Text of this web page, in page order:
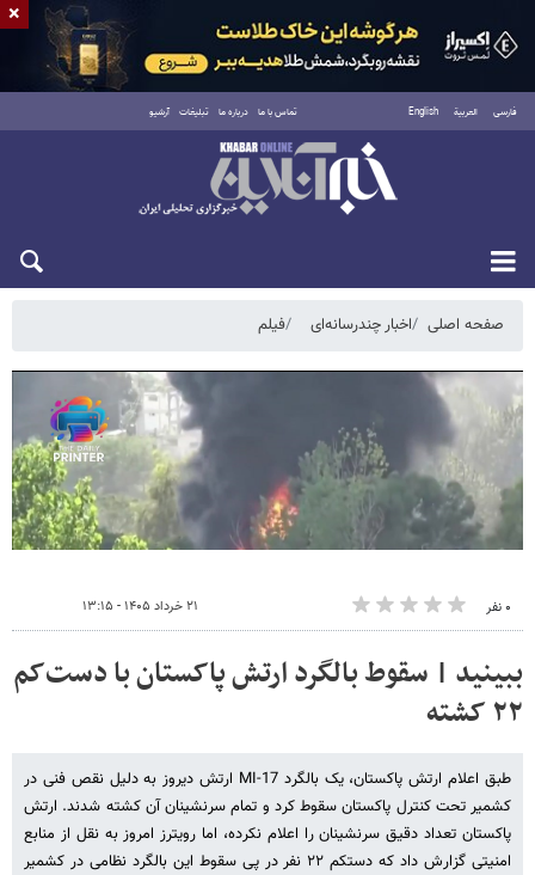
فارسی العربية English تماس با ما درباره ما تبلیغات آرشیو
شنبه ۱۷ مرداد ۱۴۰۵
صفحه اصلی اخبار چندرسانه‌ای فیلم
۰ نفر ۲۱ خرداد ۱۴۰۵ - ۱۳:۱۵
ببینید | سقوط بالگرد ارتش پاکستان با دست‌کم
۲۲ کشته
طبق اعلام ارتش پاکستان، یک بالگرد MI-17 ارتش دیروز به دلیل نقص فنی در
کشمیر تحت کنترل پاکستان سقوط کرد و تمام سرنشینان آن کشته شدند. ارتش
پاکستان تعداد دقیق سرنشینان را اعلام نکرده، اما رویترز امروز به نقل از منابع
امنیتی گزارش داد که دستکم ۲۲ نفر در پی سقوط این بالگرد نظامی در کشمیر
×